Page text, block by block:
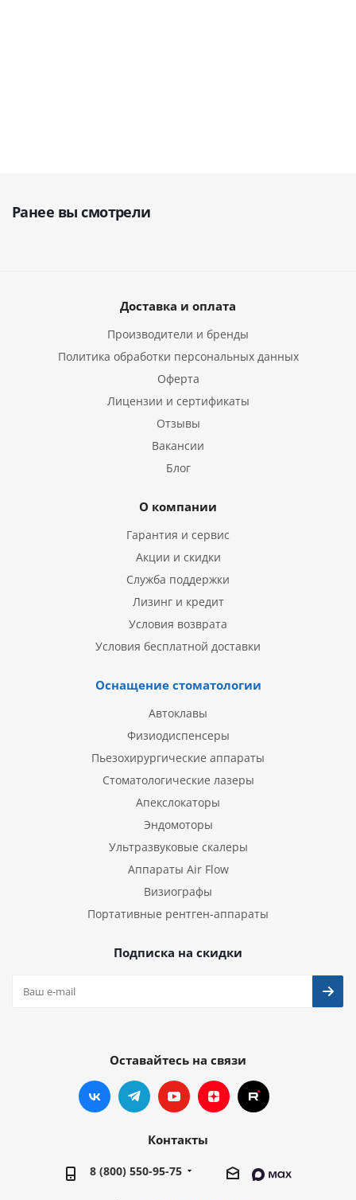
Ранее вы смотрели
Доставка и оплата
Производители и бренды
Политика обработки персональных данных
Оферта
Лицензии и сертификаты
Отзывы
Вакансии
Блог
О компании
Гарантия и сервис
Акции и скидки
Служба поддержки
Лизинг и кредит
Условия возврата
Условия бесплатной доставки
Оснащение стоматологии
Автоклавы
Физиодиспенсеры
Пьезохирургические аппараты
Стоматологические лазеры
Апекслокаторы
Эндомоторы
Ультразвуковые скалеры
Аппараты Air Flow
Визиографы
Портативные рентген-аппараты
Подписка на скидки
Оставайтесь на связи
Контакты
8 (800) 550-95-75